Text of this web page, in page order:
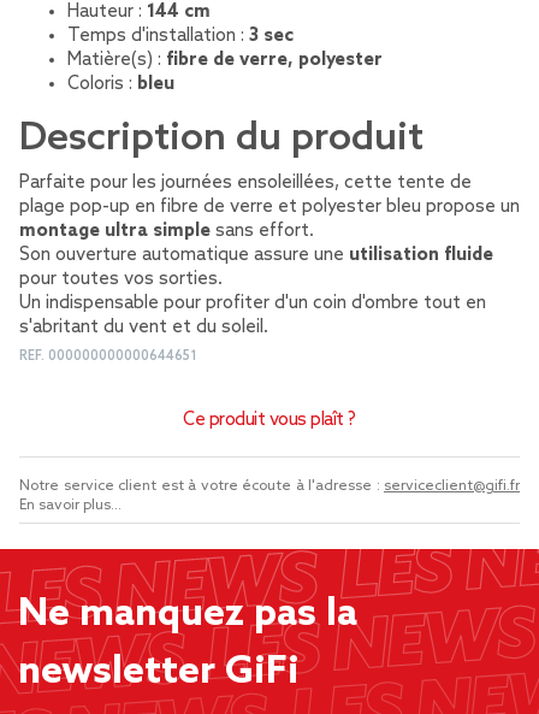
Hauteur : 144 cm
Temps d'installation : 3 sec
Matière(s) : fibre de verre, polyester
Coloris : bleu
Description du produit
Parfaite pour les journées ensoleillées, cette tente de
plage pop-up en fibre de verre et polyester bleu propose un
montage ultra simple sans effort.
Son ouverture automatique assure une utilisation fluide
pour toutes vos sorties.
Un indispensable pour profiter d'un coin d'ombre tout en
s'abritant du vent et du soleil.
REF. 000000000000644651
Ce produit vous plaît ?
Notre service client est à votre écoute à l'adresse : serviceclient@gifi.fr
En savoir plus...
Ne manquez pas la
newsletter GiFi